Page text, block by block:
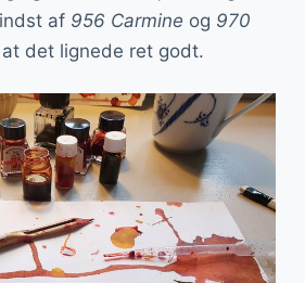
af 956 Carmine og 970
det lignede ret godt.